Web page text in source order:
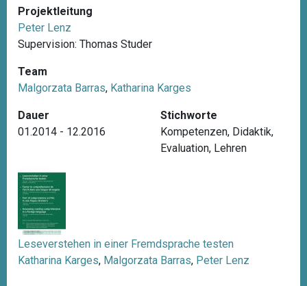
a
t
i
o
Projektleitung
Peter Lenz
Supervision: Thomas Studer
Team
Malgorzata Barras, Katharina Karges
Dauer
01.2014 - 12.2016
Stichworte
Kompetenzen, Didaktik,
Evaluation, Lehren
Leseverstehen in einer Fremdsprache testen
Katharina Karges, Malgorzata Barras, Peter Lenz